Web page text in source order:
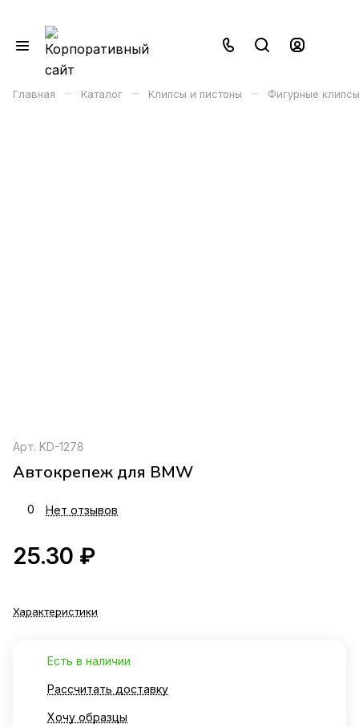
Главная – Каталог – Клипсы и пистоны – Фигурные
Арт. KD-1278
Автокрепеж для BMW
0 Нет отзывов
25.30 ₽
Характеристики
Есть в наличии
Рассчитать доставку
Хочу образцы